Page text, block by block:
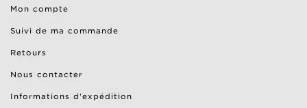
Mon compte
Suivi de ma commande
Retours
Nous contacter
Informations d'expédition